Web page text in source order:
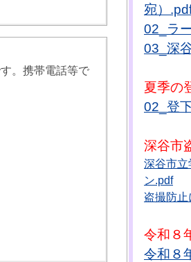
。携帯電話等で
宛）
02_ラ
03_深
夏季の
02_登
深谷市
深谷市立
ン.pdf
盗撮防
令和８
令和８